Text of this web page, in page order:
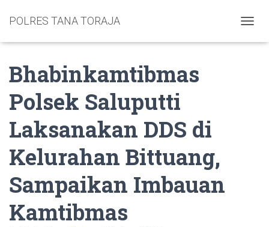
POLRES TANA TORAJA
Bhabinkamtibmas
Polsek Saluputti
Laksanakan DDS di
Kelurahan Bittuang,
Sampaikan Imbauan
Kamtibmas